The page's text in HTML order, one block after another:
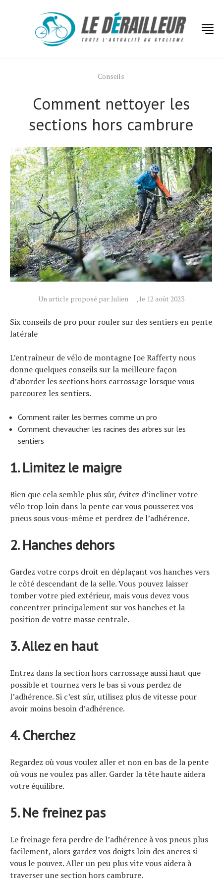
Conseils
Comment nettoyer les
sections hors cambrure
Un article proposé par Julien , le 12 août 2023
Six conseils de pro pour rouler sur des sentiers en pente
latérale
L’entraîneur de vélo de montagne Joe Rafferty nous
donne quelques conseils sur la meilleure façon
d’aborder les sections hors carrossage lorsque vous
parcourez les sentiers.
Comment railer les bermes comme un pro
Comment chevaucher les racines des arbres sur les
sentiers
1. Limitez le maigre
Bien que cela semble plus sûr, évitez d’incliner votre
vélo trop loin dans la pente car vous pousserez vos
pneus sous vous-même et perdrez de l’adhérence.
2. Hanches dehors
Gardez votre corps droit en déplaçant vos hanches vers
le côté descendant de la selle. Vous pouvez laisser
tomber votre pied extérieur, mais vous devez vous
concentrer principalement sur vos hanches et la
position de votre masse centrale.
3. Allez en haut
Entrez dans la section hors carrossage aussi haut que
possible et tournez vers le bas si vous perdez de
l’adhérence. Si c’est sûr, utilisez plus de vitesse pour
avoir moins besoin d’adhérence.
4. Cherchez
Regardez où vous voulez aller et non en bas de la pente
où vous ne voulez pas aller. Garder la tête haute aidera
votre équilibre.
5. Ne freinez pas
Le freinage fera perdre de l’adhérence à vos pneus plus
facilement, alors gardez vos doigts loin des ancres si
vous le pouvez. Aller un peu plus vite vous aidera à
traverser une section hors cambrure.
Actualités
Technologies
Tests de produits
Conseils
À propos